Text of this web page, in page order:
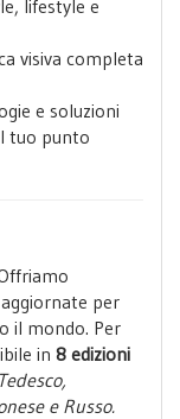
lifestyle e
visiva completa
e soluzioni
tuo punto
per
il mondo. Per
in 8 edizioni
e Russo.